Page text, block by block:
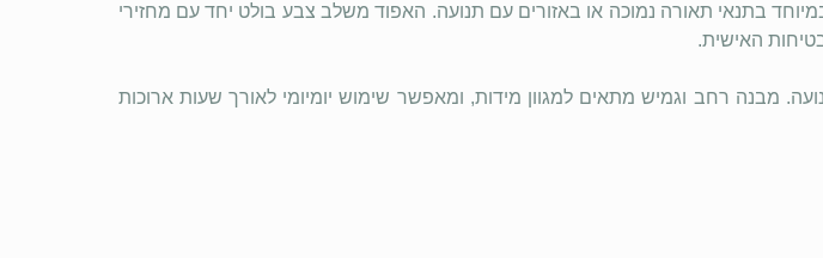
בתנאי תאורה נמוכה או באזורים עם תנועה. האפוד משלב צבע בולט יחד עם מחזירי
האישית.
מבנה רחב וגמיש מתאים למגוון מידות, ומאפשר שימוש יומיומי לאורך שעות ארוכות